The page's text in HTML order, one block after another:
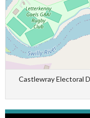
Castlewray Electoral